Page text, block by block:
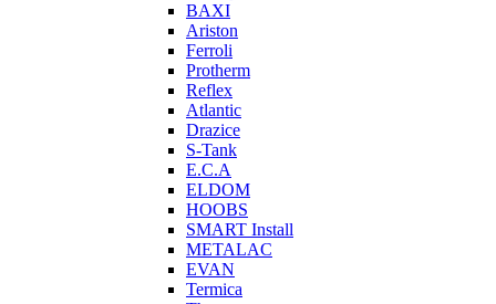
BAXI
Ariston
Ferroli
Protherm
Reflex
Atlantic
Drazice
S-Tank
E.C.A
ELDOM
HOOBS
SMART Install
METALAC
EVAN
Termica